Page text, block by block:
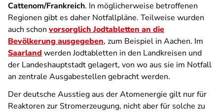
Cattenom/Frankreich. In möglicherweise betroffenen
Regionen gibt es daher Notfallpläne. Teilweise wurden
auch schon vorsorglich Jodtabletten an die
Bevölkerung ausgegeben, zum Beispiel in Aachen. Im
Saarland werden Jodtabletten in den Landkreisen und
der Landeshauptstadt gelagert, von wo aus sie im Notfall
an zentrale Ausgabestellen gebracht werden.
Der deutsche Ausstieg aus der Atomenergie gilt nur für
Reaktoren zur Stromerzeugung, nicht aber für solche zu